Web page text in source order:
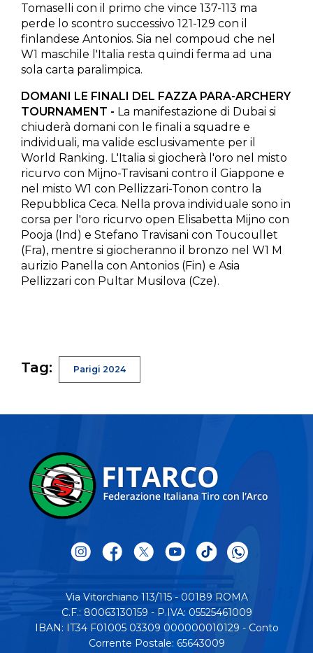
Tomaselli con il primo che vince 137-113 ma
perde lo scontro successivo 121-129 con il
finlandese Antonios. Sia nel compoud che nel
W1 maschile l'Italia resta quindi ferma ad una
sola carta paralimpica.
D​OMANI LE FINALI DEL FAZZA PARA-ARCHERY
TOURNAMENT - La manifestazione di Dubai si
chiuderà domani con le finali a squadre e
individuali, ma valide esclusivamente per il
World Ranking. L'Italia si giocherà l'oro nel misto
ricurvo con Mijno-Travisani ​contro il Giappone e
nel misto W1 ​con Pellizzari-Tonon​ contro la
Repubblica Ceca. Nella prova individuale ​​sono in
corsa per l'oro​ ricurvo open Elisabetta Mijno ​con
Pooja (Ind) e Stefano Travisani ​con Toucoullet
(Fra), mentre si giocheranno il bronzo ​nel W1 ​M​
aurizio ​Panella con Antonios (Fin) e Asia
Pellizzari ​c​on Pultar Musilova (Cze).
Tag: Parigi 2024
Via Vitorchiano 113/115 - 00189 ROMA
C.F.: 80063130159 - P.IVA: 05525461009
IBAN: IT34 F01005 03309 000000010129 - Conto
Corrente Postale: 65643009